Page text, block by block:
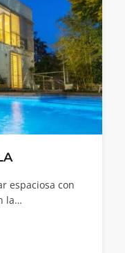
espaciosa con
la…